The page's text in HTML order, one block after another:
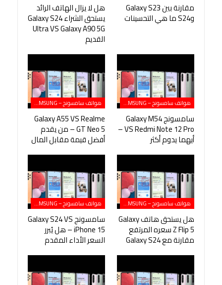
مقارنة بين Galaxy S23
وS24 ما هي التحسينات
هل لا يزال الهاتف الرائد
يستحق الشراء Galaxy S24
Ultra VS Galaxy A90 5G
القديم
هواتف سامسونج – SAMSUNG
سامسونج Galaxy M54
VS Redmi Note 12 Pro –
أيهما يدوم أكثر
هواتف سامسونج – SAMSUNG
Galaxy A55 VS Realme
GT Neo 5 – من يقدم
أفضل قيمة مقابل المال
هواتف سامسونج – SAMSUNG
هل يستحق هاتف Galaxy
Z Flip 5 سعره المرتفع
مقارنة مع Galaxy S24
هواتف سامسونج – SAMSUNG
سامسونج Galaxy S24 VS
iPhone 15 – هل يُبرر
السعر الأداء المقدم